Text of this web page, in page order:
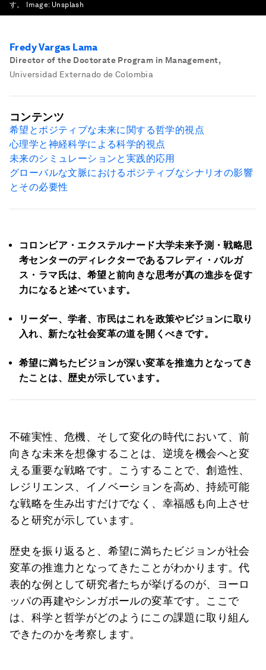
す。
Image: Unsplash
Fredy Vargas Lama
Director of the Doctorate Program in Management,
Universidad Externado de Colombia
コロンビア・エクステルナード大学未来予測・戦略思
考センターのディレクターであるフレディ・バルガ
ス・ラマ氏は、希望と前向きな思考が真の進歩を促す
力になると述べています。
リーダー、学者、市民はこれを政策やビジョンに取り
入れ、新たな社会変革の道を開くべきです。
希望に満ちたビジョンが深い変革を推進力となってき
たことは、歴史が示しています。
不確実性、危機、そして変化の時代において、前
向きな未来を想像することは、逆境を機会へと変
える重要な戦略です。こうすることで、創造性、
レジリエンス、イノベーションを高め、持続可能
な戦略を生み出すだけでなく、幸福感も向上させ
ると研究が示しています。
歴史を振り返ると、希望に満ちたビジョンが社会
変革の推進力となってきたことがわかります。代
表的な例として研究者たちが挙げるのが、ヨーロ
ッパの再建やシンガポールの変革です。ここで
は、科学と哲学がどのようにこの課題に取り組ん
できたのかを考察します。
コンテンツ
希望とポジティブな未来に関する哲学的視点
心理学と神経科学による科学的視点
未来のシミュレーションと実践的応用
グローバルな文脈におけるポジティブなシナリオの影響
とその必要性